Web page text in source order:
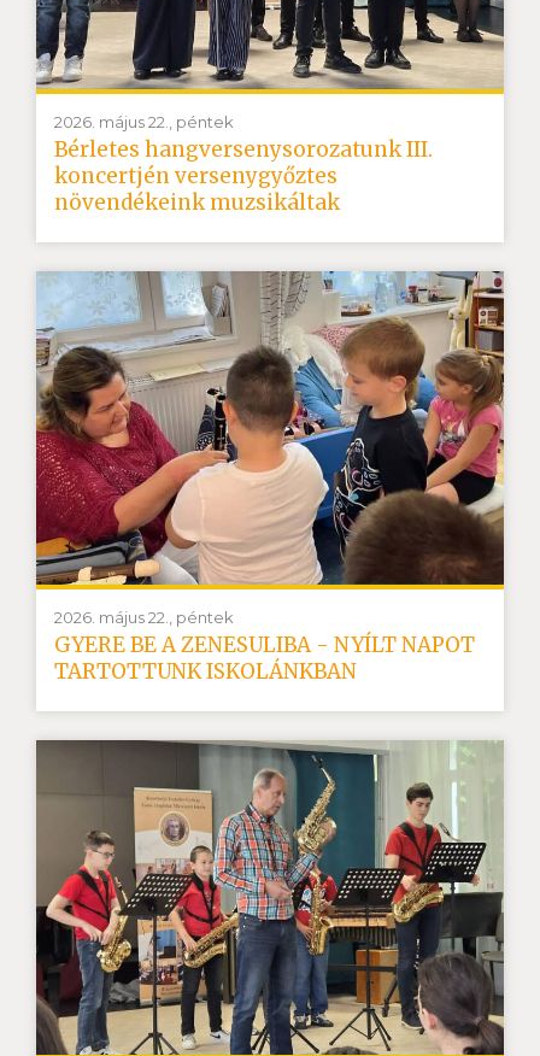
2026. május 22., péntek
Bérletes hangversenysorozatunk III.
koncertjén versenygyőztes
növendékeink muzsikáltak
2026. május 22., péntek
GYERE BE A ZENESULIBA - NYÍLT NAPOT
TARTOTTUNK ISKOLÁNKBAN